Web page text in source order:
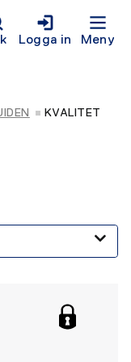
Logga in Meny
KVALITET